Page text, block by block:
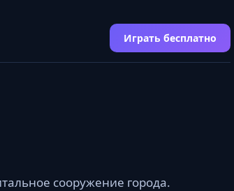
Играть бесплатно
сооружение города.